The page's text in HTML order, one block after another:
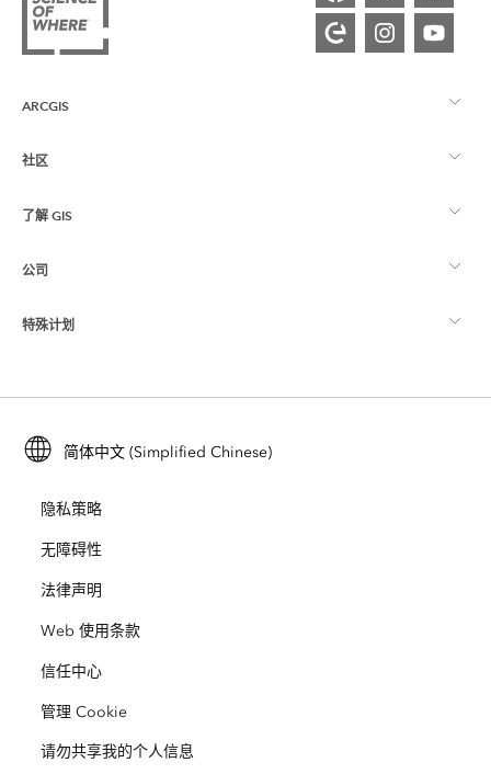
ARCGIS
ArcGIS 概览
制图
Esri Store
社区
Esri 社区
ArcGIS 博客
Esri 年轻专家关系网
了解 GIS
什么是 GIS？
位置智能
培训
ArcUser
ArcNews
ArcWatch
Esri 视频
公司
关于 Esri
招贤纳士
开放视野
业务行为准则
网站地图
特殊计划
ArcGIS for Student Use
保护
教育
种族平等
简体中文 (Simplified Chinese)
隐私策略
无障碍性
法律声明
Web 使用条款
信任中心
管理 Cookie
请勿共享我的个人信息